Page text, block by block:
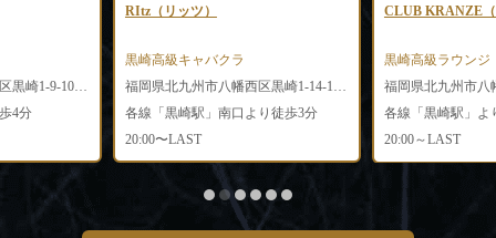
福岡県北九州市八幡西区黒崎1-9-10 第20エルザビル1F
4分
RItz（リッツ）
黒崎高級キャバクラ
福岡県北九州市八幡西区黒崎1-14-17 角田ビル黒崎C棟 2F1-2号室
各線「黒崎駅」南口より徒歩3分
20:00〜LAST
CLUB KRANZE
黒崎高級ラウンジ
各線「黒崎駅」よ
20:00～LAST